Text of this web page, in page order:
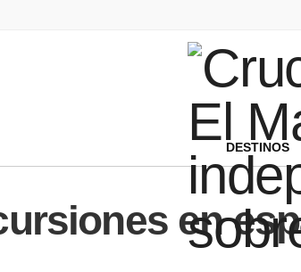
DESTINOS
en